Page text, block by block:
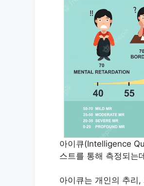
아이큐(Intelligence
스트를 통해 측정되는
아이큐는 개인의 추리